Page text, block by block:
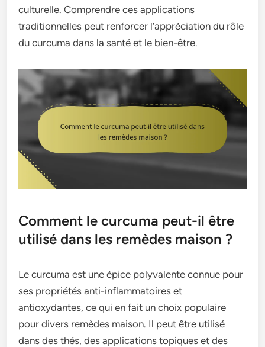
culturelle. Comprendre ces applications
traditionnelles peut renforcer l’appréciation du rôle
du curcuma dans la santé et le bien-être.
Comment le curcuma peut-il être
utilisé dans les remèdes maison ?
Le curcuma est une épice polyvalente connue pour
ses propriétés anti-inflammatoires et
antioxydantes, ce qui en fait un choix populaire
pour divers remèdes maison. Il peut être utilisé
dans des thés, des applications topiques et des